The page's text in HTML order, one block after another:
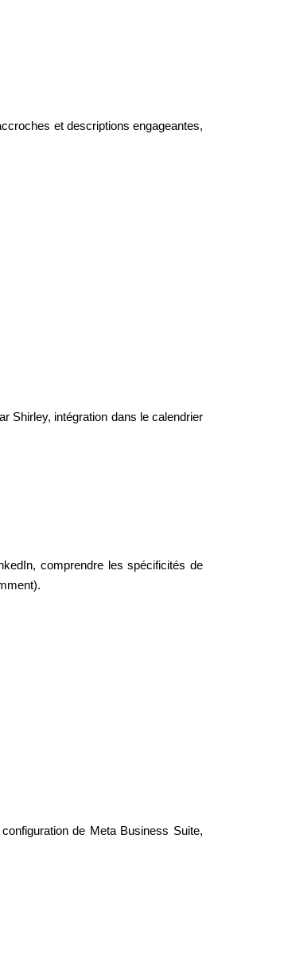
et descriptions engageantes,
Shirley, intégration dans le calendrier
comprendre les spécificités de
de Meta Business Suite,